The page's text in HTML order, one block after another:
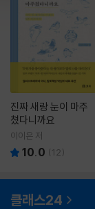
진짜 새랑 눈이 마주
쳤다니까요
이이은 저
10.0 (12)
클래스24